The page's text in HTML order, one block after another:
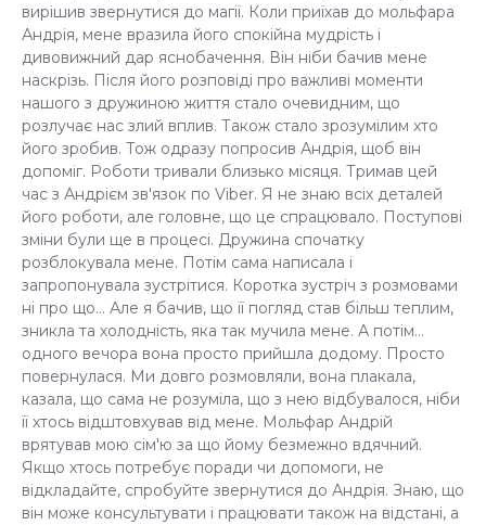
вирішив звернутися до магії. Коли приїхав до мольфара
Андрія, мене вразила його спокійна мудрість і
дивовижний дар яснобачення. Він ніби бачив мене
наскрізь. Після його розповіді про важливі моменти
нашого з дружиною життя стало очевидним, що
розлучає нас злий вплив. Також стало зрозумілим хто
його зробив. Тож одразу попросив Андрія, щоб він
допоміг. Роботи тривали близько місяця. Тримав цей
час з Андрієм зв'язок по Viber. Я не знаю всіх деталей
його роботи, але головне, що це спрацювало. Поступові
зміни були ще в процесі. Дружина спочатку
розблокувала мене. Потім сама написала і
запропонувала зустрітися. Коротка зустріч з розмовами
ні про що... Але я бачив, що її погляд став більш теплим,
зникла та холодність, яка так мучила мене. А потім...
одного вечора вона просто прийшла додому. Просто
повернулася. Ми довго розмовляли, вона плакала,
казала, що сама не розуміла, що з нею відбувалося, ніби
її хтось відштовхував від мене. Мольфар Андрій
врятував мою сім'ю за що йому безмежно вдячний.
Якщо хтось потребує поради чи допомоги, не
відкладайте, спробуйте звернутися до Андрія. Знаю, що
він може консультувати і працювати також на відстані, а